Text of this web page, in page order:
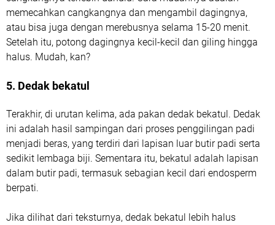
memecahkan cangkangnya dan mengambil dagingnya,
atau bisa juga dengan merebusnya selama 15-20 menit.
Setelah itu, potong dagingnya kecil-kecil dan giling hingga
halus. Mudah, kan?
5. Dedak bekatul
Terakhir, di urutan kelima, ada pakan dedak bekatul. Dedak
ini adalah hasil sampingan dari proses penggilingan padi
menjadi beras, yang terdiri dari lapisan luar butir padi serta
sedikit lembaga biji. Sementara itu, bekatul adalah lapisan
dalam butir padi, termasuk sebagian kecil dari endosperm
berpati.
Jika dilihat dari teksturnya, dedak bekatul lebih halus